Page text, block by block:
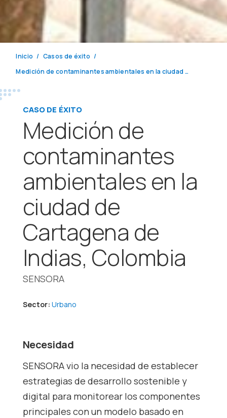
Inicio
Casos de éxito
Medición de contaminantes ambientales en la ciudad de Cartagena de Indias, Colombia
CASO DE ÉXITO
Medición de
contaminantes
ambientales en la
ciudad de
Cartagena de
Indias, Colombia
SENSORA
Sector: Urbano
Necesidad
SENSORA vio la necesidad de establecer
estrategias de desarrollo sostenible y
digital para monitorear los componentes
principales con un modelo basado en